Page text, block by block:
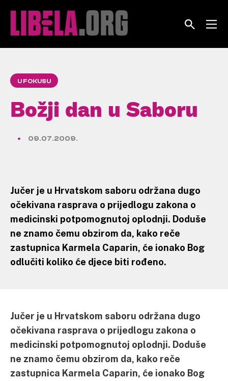
U FOKUSU
Božji dan u Saboru
09.07.2009.
Jučer je u Hrvatskom saboru održana dugo
očekivana rasprava o prijedlogu zakona o
medicinski potpomognutoj oplodnji. Doduše
ne znamo čemu obzirom da, kako reče
zastupnica Karmela Caparin, će ionako Bog
odlučiti koliko će djece biti rođeno.
Jučer je u Hrvatskom saboru održana dugo
očekivana rasprava o prijedlogu zakona o
medicinski potpomognutoj oplodnji. Doduše
ne znamo čemu obzirom da, kako reče
zastupnica Karmela Caparin, će ionako Bog